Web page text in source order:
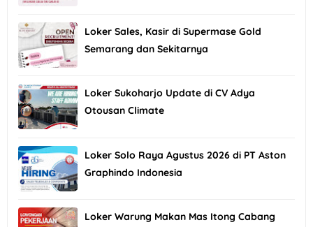
Loker Sales, Kasir di Supermase Gold
Semarang dan Sekitarnya
Loker Sukoharjo Update di CV Adya
Otousan Climate
Loker Solo Raya Agustus 2026 di PT Aston
Graphindo Indonesia
Loker Warung Makan Mas Itong Cabang